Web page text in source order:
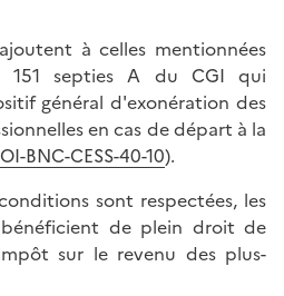
à celles mentionnées
septies A du CGI qui
général d'exonération des
en cas de départ à la
BNC-CESS-40-10).
sont respectées, les
bénéficient de plein droit de
sur le revenu des plus-